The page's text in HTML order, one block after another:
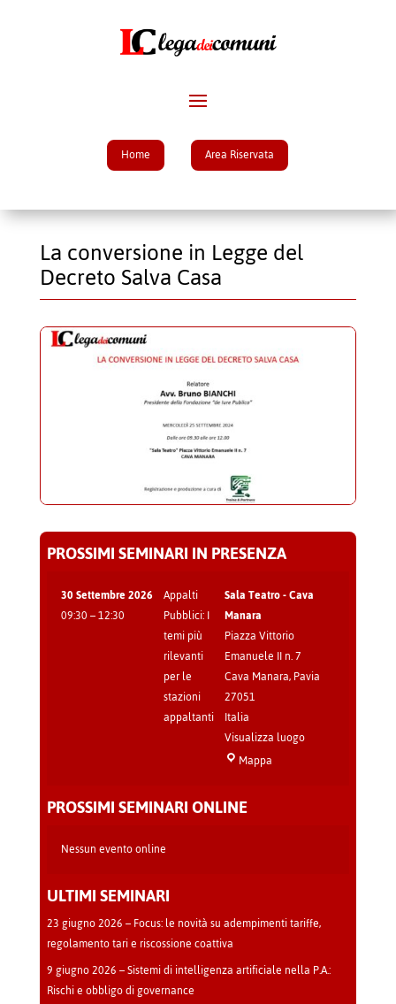
Home Area Riservata
La conversione in Legge del
Decreto Salva Casa
PROSSIMI SEMINARI IN PRESENZA
30 Settembre 2026
09:30–12:30
Appalti
Pubblici: I
temi più
rilevanti
per le
stazioni
appaltanti
Sala Teatro - Cava
Manara
Piazza Vittorio
Emanuele II n. 7
Cava Manara,Pavia
27051
Italia
Visualizza luogo
Mappa
PROSSIMI SEMINARI ONLINE
Nessun evento online
ULTIMI SEMINARI
23 giugno 2026 – Focus: le novità su adempimenti tariffe,
regolamento tari e riscossione coattiva
9 giugno 2026 – Sistemi di intelligenza artificiale nella P.A.:
Rischi e obbligo di governance